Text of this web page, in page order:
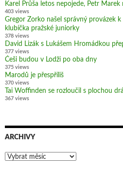
Karel Průša letos nepojede, Petr Marek
403 views
Gregor Zorko našel správný provázek
klubíčka pražské juniorky
378 views
David Lizák s Lukášem Hromádkou
377 views
Češi budou v Lodži po oba dny
375 views
Marodů je přespříliš
370 views
Tai Woffinden se rozloučil s plochou
367 views
ARCHIVY
Archivy